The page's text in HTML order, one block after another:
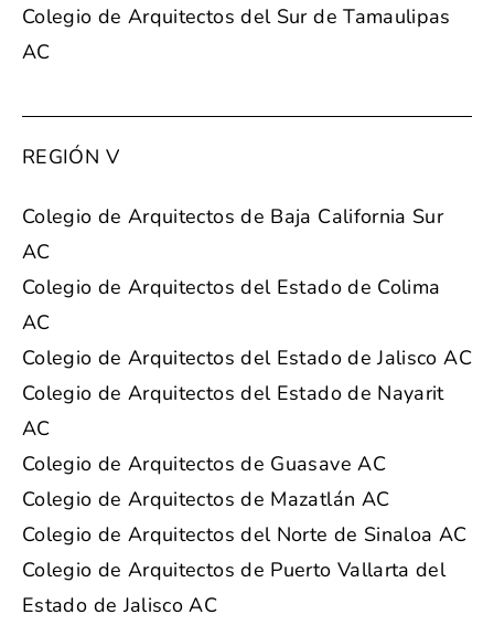
Colegio de Arquitectos del Sur de Tamaulipas
AC
REGIÓN V
Colegio de Arquitectos de Baja California Sur
AC
Colegio de Arquitectos del Estado de Colima
AC
Colegio de Arquitectos del Estado de Jalisco AC
Colegio de Arquitectos del Estado de Nayarit
AC
Colegio de Arquitectos de Guasave AC
Colegio de Arquitectos de Mazatlán AC
Colegio de Arquitectos del Norte de Sinaloa AC
Colegio de Arquitectos de Puerto Vallarta del
Estado de Jalisco AC